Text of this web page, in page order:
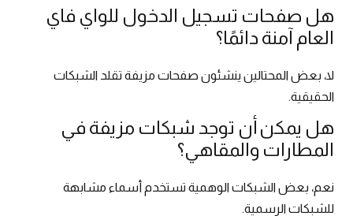
هل صفحات تسجيل الدخول للواي فاي
العام آمنة دائمًا؟
لا، بعض المحتالين ينشئون صفحات مزيفة تقلد الشبكات
الحقيقية.
هل يمكن أن توجد شبكات مزيفة في
المطارات والمقاهي؟
نعم، بعض الشبكات الوهمية تستخدم أسماء مشابهة
للشبكات الرسمية.